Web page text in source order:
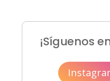
¡Síguenos